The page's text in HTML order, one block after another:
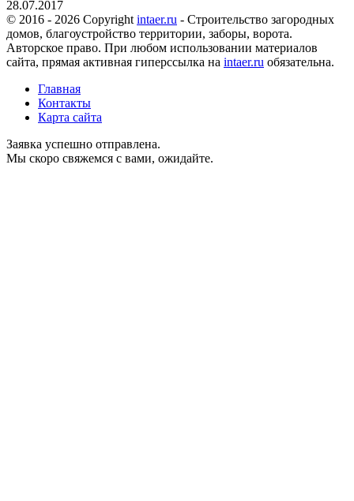
28.07.2017
© 2016 - 2026 Copyright intaer.ru - Cтроительство загородных
домов, благоустройство территории, заборы, ворота.
Авторское право. При любом использовании материалов
сайта, прямая активная гиперссылка на intaer.ru обязательна.
Главная
Контакты
Карта сайта
Заявка успешно отправлена.
Мы скоро свяжемся с вами, ожидайте.